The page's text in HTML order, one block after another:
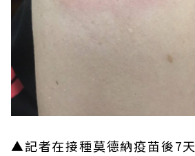
▲記者在接種莫德納疫苗後7